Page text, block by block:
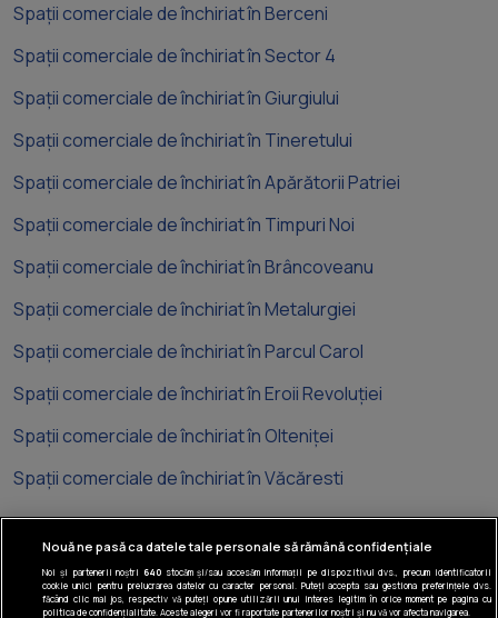
Spații comerciale de închiriat în Berceni
Spații comerciale de închiriat în Sector 4
Spații comerciale de închiriat în Giurgiului
Spații comerciale de închiriat în Tineretului
Spații comerciale de închiriat în Apărătorii Patriei
Spații comerciale de închiriat în Timpuri Noi
Spații comerciale de închiriat în Brâncoveanu
Spații comerciale de închiriat în Metalurgiei
Spații comerciale de închiriat în Parcul Carol
Spații comerciale de închiriat în Eroii Revoluției
Spații comerciale de închiriat în Olteniței
Spații comerciale de închiriat în Văcăresti
Tel: +40 374 40 44 99
Nouă ne pasă ca datele tale personale să rămână confidențiale
Noi și partenerii noștri 640stocăm și/sau accesăm informații pe dispozitivul dvs., precum identificatorii
cookie unici pentru prelucrarea datelor cu caracter personal. Puteți accepta sau gestiona preferințele dvs.
făcând clic mai jos, respectiv vă puteți opune utilizării unui interes legitim în orice moment pe pagina cu
politica de confidențialitate. Aceste alegeri vor fi raportate partenerilor noștri și nu vă vor afecta navigarea.